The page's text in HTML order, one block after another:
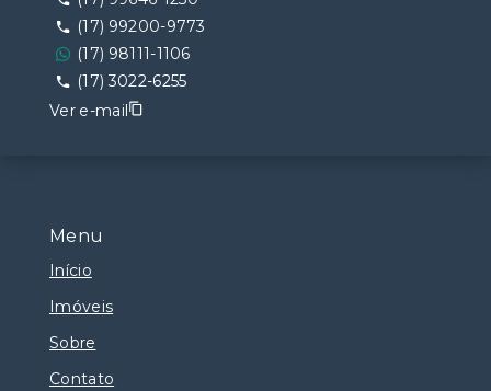
Menu
Início
Imóveis
Sobre
Contato
(17) 99200-9773
(17) 98111-1106
(17) 3022-6255
Ver e-mail